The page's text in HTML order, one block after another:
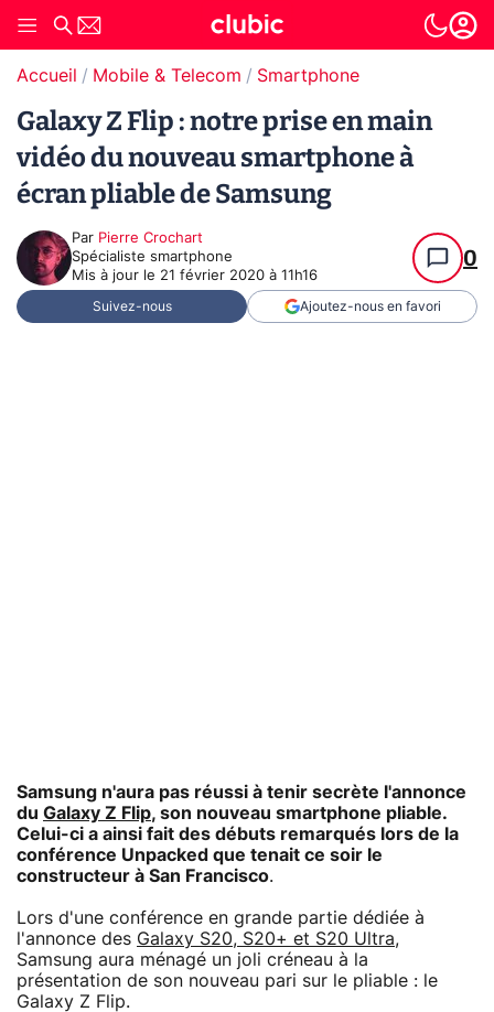
Accueil Mobile & Telecom Smartphone
Galaxy Z Flip : notre prise en main
vidéo du nouveau smartphone à
écran pliable de Samsung
Par Pierre Crochart
Spécialiste smartphone
Mis à jour le 21 février 2020 à 11h16
0
Suivez-nous Ajoutez-nous en favori
Samsung n'aura pas réussi à tenir secrète l'annonce
du Galaxy Z Flip, son nouveau smartphone pliable.
Celui-ci a ainsi fait des débuts remarqués lors de la
conférence Unpacked que tenait ce soir le
constructeur à San Francisco.
Lors d'une conférence en grande partie dédiée à
l'annonce des Galaxy S20, S20+ et S20 Ultra,
Samsung aura ménagé un joli créneau à la
présentation de son nouveau pari sur le pliable : le
Galaxy Z Flip.